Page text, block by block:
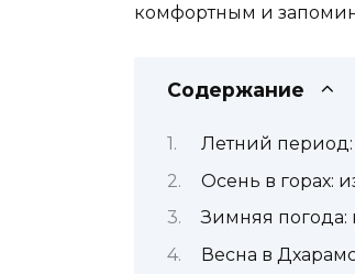
комфортным и
Содержание
Летний период:
Осень в горах:
Зимняя погода:
Весна в